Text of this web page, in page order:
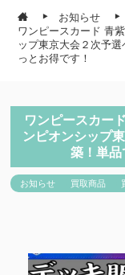
お知らせ
ワンピースカード 青
ップ東京大会２次予
っとお得です！
ワンピースカー
ンピオンシップ
築！単品
お知らせ 買取商品